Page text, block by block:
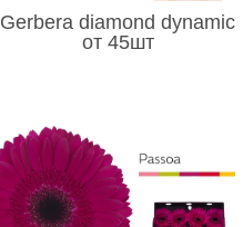
Gerbera diamond dynamic
от 45шт